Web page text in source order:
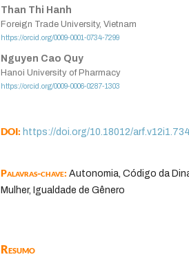
Than Thi Hanh
Foreign Trade University, Vietnam
https://orcid.org/0009-0001-0734-7299
Nguyen Cao Quy
Hanoi University of Pharmacy
https://orcid.org/0009-0006-0287-1303
DOI:https://doi.org/10.18012/
Palavras-chave:Autonomia, Código da
Mulher, Igualdade de Gênero
Resumo